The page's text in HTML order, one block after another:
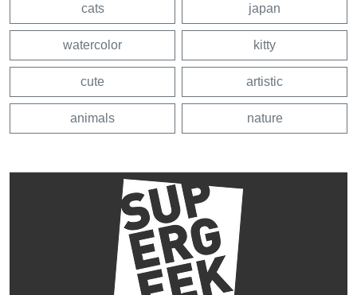
cats japan
watercolor kitty
cute artistic
animals nature